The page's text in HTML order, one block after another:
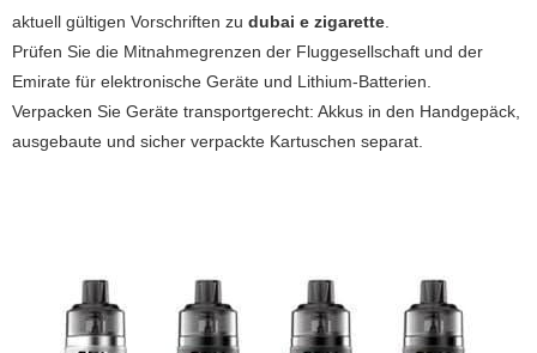
aktuell gültigen Vorschriften zu dubai e zigarette.
Prüfen Sie die Mitnahmegrenzen der Fluggesellschaft und der
Emirate für elektronische Geräte und Lithium-Batterien.
Verpacken Sie Geräte transportgerecht: Akkus in den Handgepäck,
ausgebaute und sicher verpackte Kartuschen separat.